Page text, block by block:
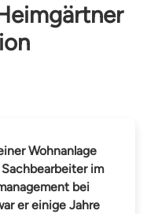
Wohnanlage
im
bei
er einige Jahre